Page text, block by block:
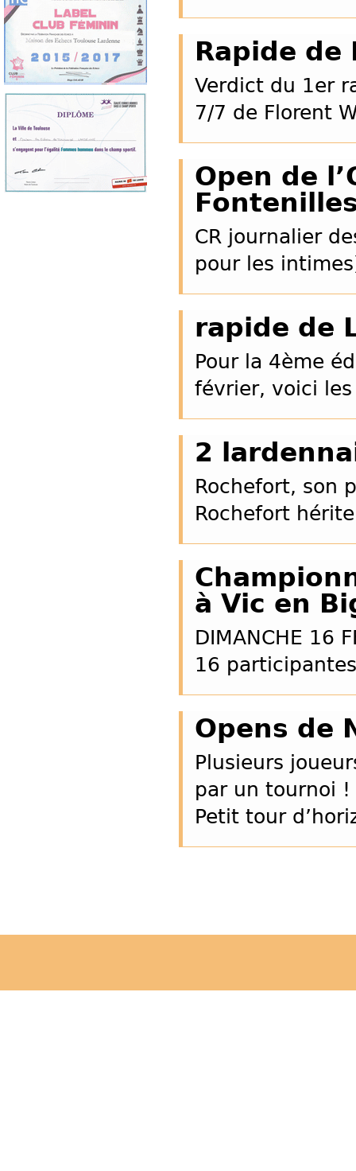
Rapide de
Verdict du 1er
7/7 de Florent
Open de
CR journalier
pour les
rapide de
Pour la 4ème
février, voici
2
Rochefort, son
Rochefort
à Vic en
DIMANCHE 16
16
Opens de
Plusieurs
par un tournoi !
Petit tour